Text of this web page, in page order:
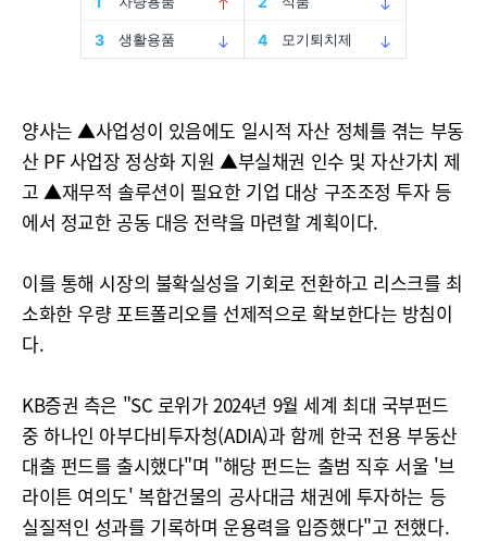
양사는 ▲사업성이 있음에도 일시적 자산 정체를 겪는 부동
산 PF 사업장 정상화 지원 ▲부실채권 인수 및 자산가치 제
고 ▲재무적 솔루션이 필요한 기업 대상 구조조정 투자 등
에서 정교한 공동 대응 전략을 마련할 계획이다.
이를 통해 시장의 불확실성을 기회로 전환하고 리스크를 최
소화한 우량 포트폴리오를 선제적으로 확보한다는 방침이
다.
KB증권 측은 "SC 로위가 2024년 9월 세계 최대 국부펀드
중 하나인 아부다비투자청(ADIA)과 함께 한국 전용 부동산
대출 펀드를 출시했다"며 "해당 펀드는 출범 직후 서울 '브
라이튼 여의도' 복합건물의 공사대금 채권에 투자하는 등
실질적인 성과를 기록하며 운용력을 입증했다"고 전했다.